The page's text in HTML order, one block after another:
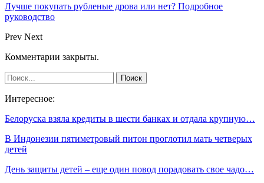
Лучше покупать рубленые дрова или нет? Подробное
руководство
Prev Next
Комментарии закрыты.
Интересное:
Белоруска взяла кредиты в шести банках и отдала крупную…
В Индонезии пятиметровый питон проглотил мать четверых
детей
День защиты детей – еще один повод порадовать свое чадо…